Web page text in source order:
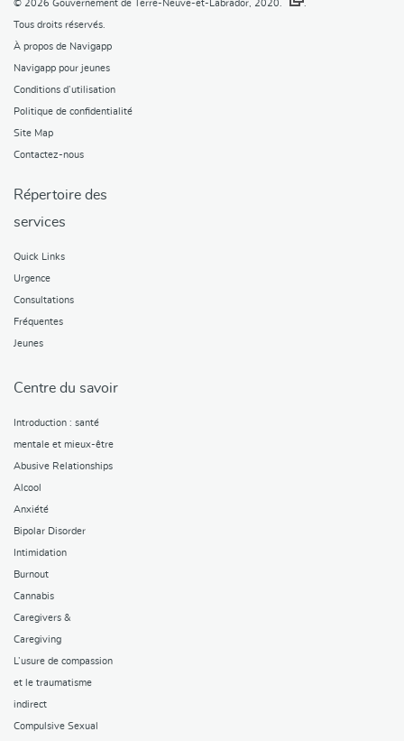
© 2026 Gouvernement de Terre-Neuve-et-Labrador, 2020. .
Tous droits réservés.
À propos de Navigapp
Navigapp pour jeunes
Conditions d’utilisation
Politique de confidentialité
Site Map
Contactez-nous
Répertoire des
services
Quick Links
Urgence
Consultations
Fréquentes
Jeunes
Centre du savoir
Introduction : santé
mentale et mieux-être
Abusive Relationships
Alcool
Anxiété
Bipolar Disorder
Intimidation
Burnout
Cannabis
Caregivers &
Caregiving
L’usure de compassion
et le traumatisme
indirect
Compulsive Sexual